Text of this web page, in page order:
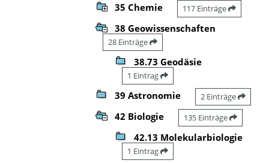
35 Chemie 117 Einträge
38 Geowissenschaften
28 Einträge
38.73 Geodäsie
1 Eintrag
39 Astronomie 2 Einträge
42 Biologie 135 Einträge
42.13 Molekularbiologie
1 Eintrag